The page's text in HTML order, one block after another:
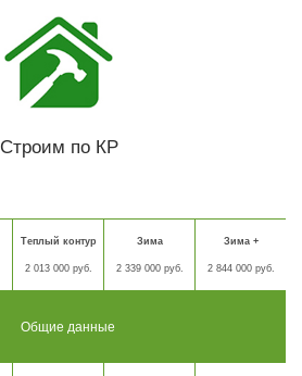
Строим по КР
Теплый контур
2 013 000 руб.
Зима
2 339 000 руб.
Зима +
2 844 000 руб.
Общие данные